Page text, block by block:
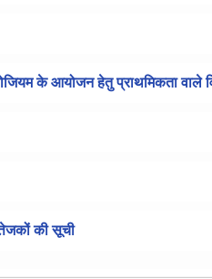
के आयोजन हेतु प्राथमिकता वाले
की सूची